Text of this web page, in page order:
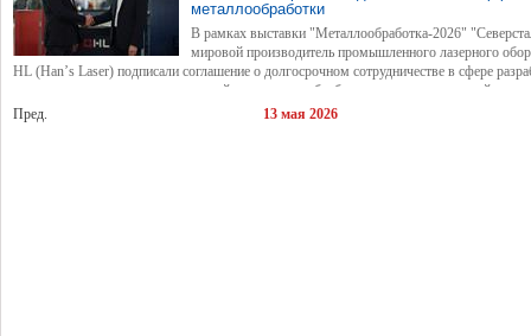
металлообработки
В рамках выставки "Металлообработка-2026"
мировой производитель промышленного лазерного
HL (Hanʼs Laser) подписали соглашение о долгосрочном сотрудничестве в сфере
продвижения комплексных решений для металлообрабатывающих предприятий.
Пред.
13 мая 2026